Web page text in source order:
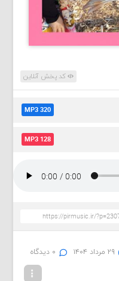
کد پخش آنلاین
MP3 320
MP3 128
۲۹ مرداد ۱۴۰۴ ۰ دیدگاه